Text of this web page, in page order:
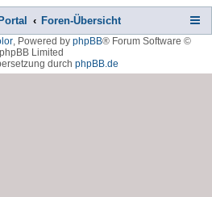
Portal Foren-Übersicht
, Powered by phpBB® Forum Software ©
phpBB Limited
durch phpBB.de